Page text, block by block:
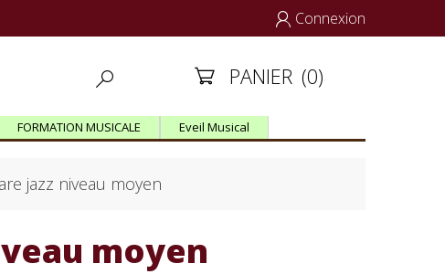
 Connexion
  PANIER (0)
FORMATION MUSICALE Eveil Musical
jazz niveau moyen
moyen